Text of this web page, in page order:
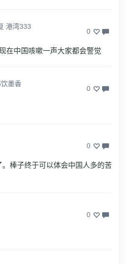
港湾333
0
在中国咳嗽一声大家都会警觉
墨香
0
0
棒子终于可以体会中国人多的苦
0